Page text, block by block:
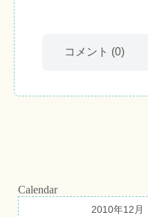
コメント (0)
Calendar
2010年12月